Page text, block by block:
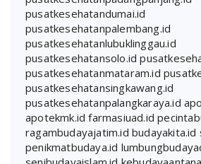
pusatkesehatandumai.id
pusatkesehatanpalembang.id
pusatkesehatanlubuklinggau.id
pusatkesehatansolo.id
pusatkesehatanmataram.id
pusatkesehatansingkawang.id
pusatkesehatanpalangkaraya.id
apotekmk.id farmasiuad.id
ragambudayajatim.id budayakita.id
penikmatbudaya.id